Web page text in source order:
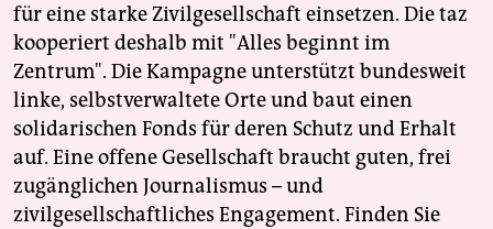
für eine starke Zivilgesellschaft einsetzen. Die taz
kooperiert deshalb mit "Alles beginnt im
Zentrum". Die Kampagne unterstützt bundesweit
linke, selbstverwaltete Orte und baut einen
solidarischen Fonds für deren Schutz und Erhalt
auf. Eine offene Gesellschaft braucht guten, frei
zugänglichen Journalismus – und
zivilgesellschaftliches Engagement. Finden Sie